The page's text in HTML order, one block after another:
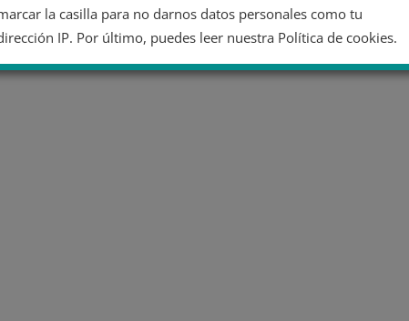
la casilla para no darnos datos personales como tu
IP. Por último, puedes leer nuestra Política de cookies.